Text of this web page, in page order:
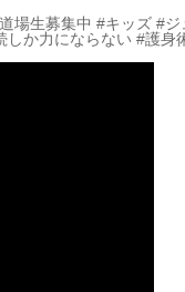
場生募集中 #キッズ #
か力にならない #護身